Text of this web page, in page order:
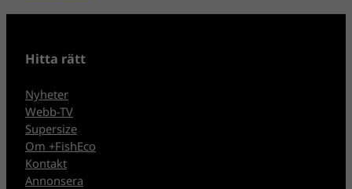
Hitta rätt
Nyheter
Webb-TV
Supersize
Om +FishEco
Kontakt
Annonsera